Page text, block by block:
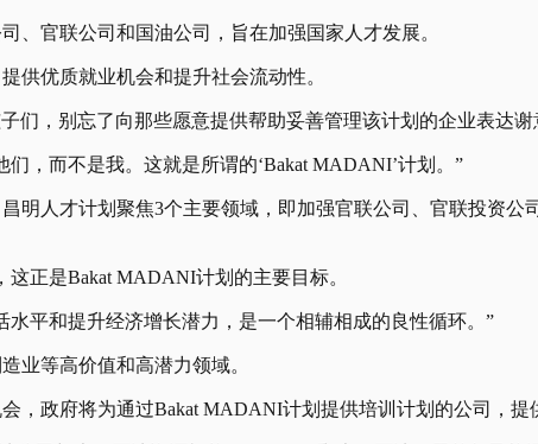
、官联公司和国油公司，旨在加强国家人才发展。
供优质就业机会和提升社会流动性。
们，别忘了向那些愿意提供帮助妥善管理该计划的企业表达谢
，而不是我。这就是所谓的‘Bakat MADANI’计划。”
明人才计划聚焦3个主要领域，即加强官联公司、官联投资
正是Bakat MADANI计划的主要目标。
平和提升经济增长潜力，是一个相辅相成的良性循环。”
业等高价值和高潜力领域。
，政府将为通过Bakat MADANI计划提供培训计划的公司，提